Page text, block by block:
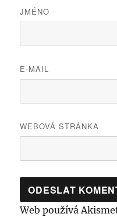
JMÉNO
E-MAIL
WEBOVÁ STRÁNKA
Web používá